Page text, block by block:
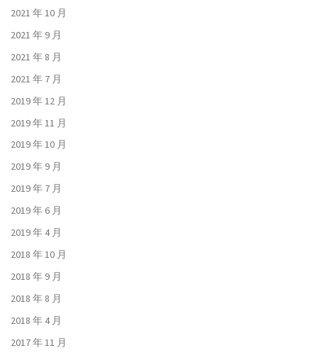
2021 年 10 月
2021 年 9 月
2021 年 8 月
2021 年 7 月
2019 年 12 月
2019 年 11 月
2019 年 10 月
2019 年 9 月
2019 年 7 月
2019 年 6 月
2019 年 4 月
2018 年 10 月
2018 年 9 月
2018 年 8 月
2018 年 4 月
2017 年 11 月